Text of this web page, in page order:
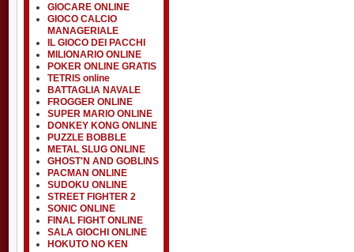
GIOCARE ONLINE
GIOCO CALCIO
MANAGERIALE
IL GIOCO DEI PACCHI
MILIONARIO ONLINE
POKER ONLINE GRATIS
TETRIS online
BATTAGLIA NAVALE
FROGGER ONLINE
SUPER MARIO ONLINE
DONKEY KONG ONLINE
PUZZLE BOBBLE
METAL SLUG ONLINE
GHOST'N AND GOBLINS
PACMAN ONLINE
SUDOKU ONLINE
STREET FIGHTER 2
SONIC ONLINE
FINAL FIGHT ONLINE
SALA GIOCHI ONLINE
HOKUTO NO KEN